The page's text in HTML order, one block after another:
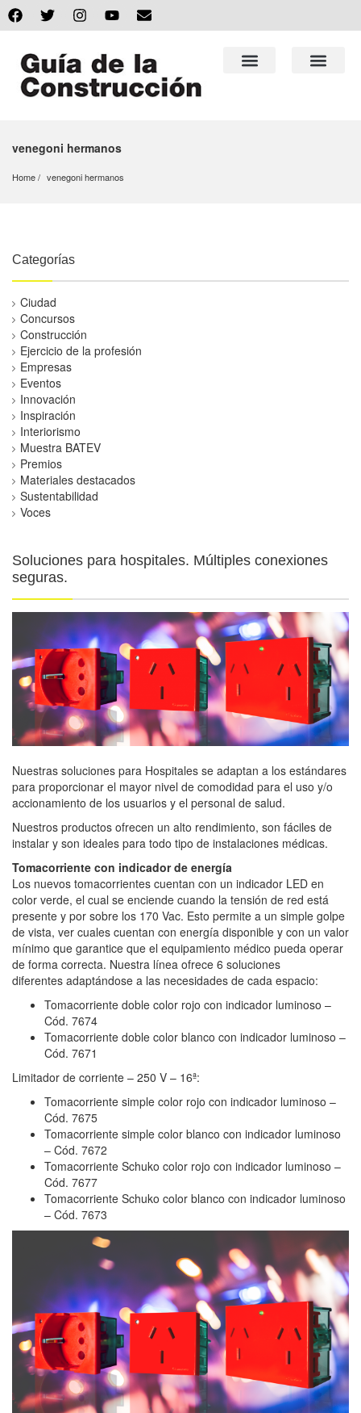
venegoni hermanos
Home venegoni hermanos
Categorías
Ciudad
Concursos
Construcción
Ejercicio de la profesión
Empresas
Eventos
Innovación
Inspiración
Interiorismo
Muestra BATEV
Premios
Materiales destacados
Sustentabilidad
Voces
Soluciones para hospitales. Múltiples conexiones
seguras.
Nuestras soluciones para Hospitales se adaptan a los estándares
para proporcionar el mayor nivel de comodidad para el uso y/o
accionamiento de los usuarios y el personal de salud.
Nuestros productos ofrecen un alto rendimiento, son fáciles de
instalar y son ideales para todo tipo de instalaciones médicas.
Tomacorriente con indicador de energía
Los nuevos tomacorrientes cuentan con un indicador LED en
color verde, el cual se enciende cuando la tensión de red está
presente y por sobre los 170 Vac. Esto permite a un simple golpe
de vista, ver cuales cuentan con energía disponible y con un valor
mínimo que garantice que el equipamiento médico pueda operar
de forma correcta. Nuestra línea ofrece 6 soluciones
diferentes adaptándose a las necesidades de cada espacio:
Tomacorriente doble color rojo con indicador luminoso –
Cód. 7674
Tomacorriente doble color blanco con indicador luminoso –
Cód. 7671
Limitador de corriente – 250 V – 16ª:
Tomacorriente simple color rojo con indicador luminoso –
Cód. 7675
Tomacorriente simple color blanco con indicador luminoso
– Cód. 7672
Tomacorriente Schuko color rojo con indicador luminoso –
Cód. 7677
Tomacorriente Schuko color blanco con indicador luminoso
– Cód. 7673